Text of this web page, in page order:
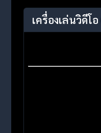
เครื่องเล่นวิดีโอ